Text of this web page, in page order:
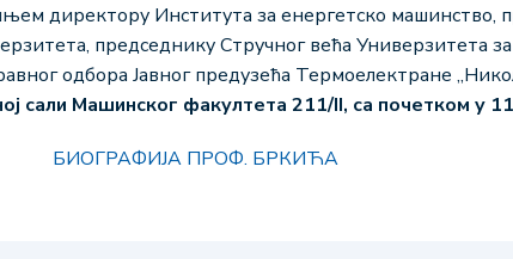
директору Института за енергетско машинство,
председнику Стручног већа Универзитета
одбора Јавног предузећа Термоелектране
сали Машинског факултета 211/II, са почетком у
ПРОФ. БРКИЋА